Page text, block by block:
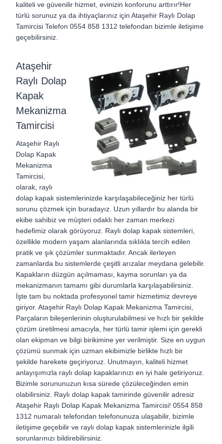
kaliteli ve güvenilir hizmet, evinizin konforunu arttırır!Her
türlü sorunuz ya da ihtiyaçlarınız için Ataşehir Raylı Dolap
Tamircisi Telefon 0554 858 1312 telefondan bizimle iletişime
geçebilirsiniz.
Ataşehir
Raylı Dolap
Kapak
Mekanizma
Tamircisi
Ataşehir Raylı
Dolap Kapak
Mekanizma
Tamircisi,
olarak, raylı
dolap kapak sistemlerinizde karşılaşabileceğiniz her türlü
sorunu çözmek için buradayız. Uzun yıllardır bu alanda bir
ekibe sahibiz ve müşteri odaklı her zaman merkezi
hedefimiz olarak görüyoruz. Raylı dolap kapak sistemleri,
özellikle modern yaşam alanlarında sıklıkla tercih edilen
pratik ve şık çözümler sunmaktadır. Ancak ilerleyen
zamanlarda bu sistemlerde çeşitli arızalar meydana gelebilir.
Kapakların düzgün açılmaması, kayma sorunları ya da
mekanizmanın tamamı gibi durumlarla karşılaşabilirsiniz.
İşte tam bu noktada profesyonel tamir hizmetimiz devreye
giriyor. Ataşehir Raylı Dolap Kapak Mekanizma Tamircisi,
Parçaların bileşenlerinin oluşturulabilmesi ve hızlı bir şekilde
çözüm üretilmesi amacıyla, her türlü tamir işlemi için gerekli
olan ekipman ve bilgi birikimine yer verilmiştir. Size en uygun
çözümü sunmak için uzman ekibimizle birlikte hızlı bir
şekilde harekete geçiriyoruz. Unutmayın, kaliteli hizmet
anlayışımızla raylı dolap kapaklarınızı en iyi hale getiriyoruz.
Bizimle sorununuzun kısa sürede çözüleceğinden emin
olabilirsiniz. Raylı dolap kapak tamirinde güvenilir adresiz
Ataşehir Raylı Dolap Kapak Mekanizma Tamircisi! 0554 858
1312 numaralı telefondan telefonunuza ulaşabilir, bizimle
iletişime geçebilir ve raylı dolap kapak sistemlerinizle ilgili
sorunlarınızı bildirebilirsiniz.